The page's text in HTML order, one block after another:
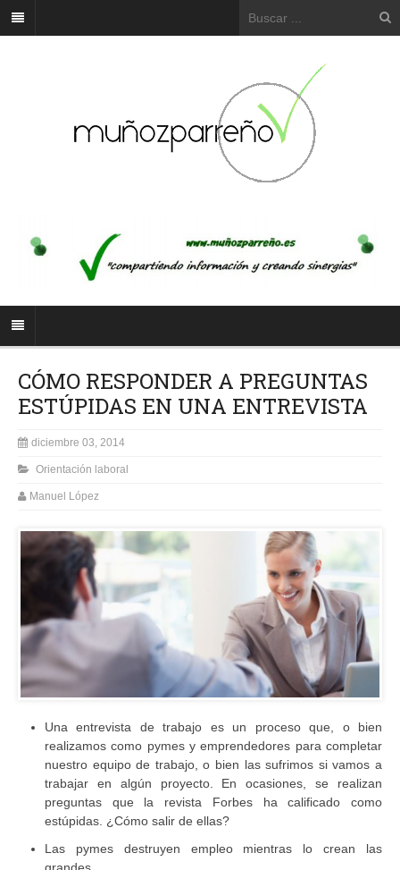
CÓMO RESPONDER A PREGUNTAS
ESTÚPIDAS EN UNA ENTREVISTA
diciembre 03, 2014
Orientación laboral
Manuel López
Una entrevista de trabajo es un proceso que, o bien
realizamos como pymes y emprendedores para completar
nuestro equipo de trabajo, o bien las sufrimos si vamos a
trabajar en algún proyecto. En ocasiones, se realizan
preguntas que la revista Forbes ha calificado como
estúpidas. ¿Cómo salir de ellas?
Las pymes destruyen empleo mientras lo crean las
grandes